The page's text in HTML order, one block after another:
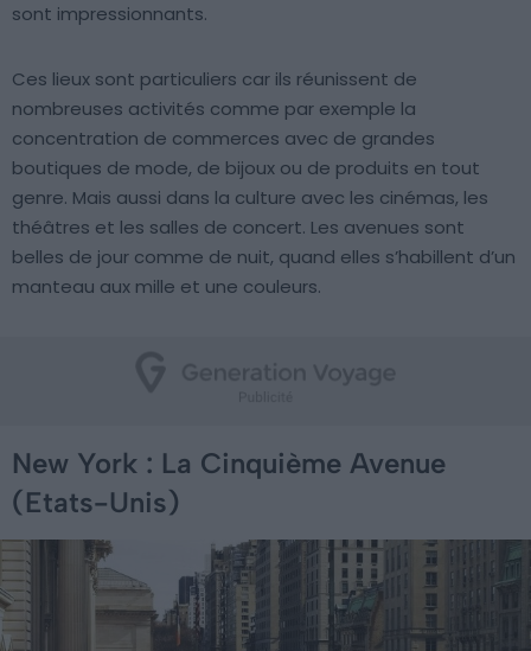
sont impressionnants.
Ces lieux sont particuliers car ils réunissent de
nombreuses activités comme par exemple la
concentration de commerces avec de grandes
boutiques de mode, de bijoux ou de produits en tout
genre. Mais aussi dans la culture avec les cinémas, les
théâtres et les salles de concert. Les avenues sont
belles de jour comme de nuit, quand elles s’habillent d’un
manteau aux mille et une couleurs.
New York : La Cinquième Avenue
(Etats-Unis)